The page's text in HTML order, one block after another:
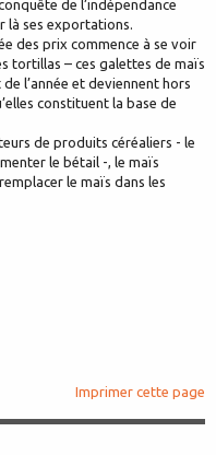
de l’indépendance
là ses exportations.
des prix commence à se voir
tortillas – ces galettes de maïs
l’année et deviennent hors
constituent la base de
de produits céréaliers - le
le bétail -, le maïs
le maïs dans les
Imprimer cette page